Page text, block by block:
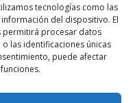
tecnologías como las
del dispositivo. El
permitirá procesar datos
las identificaciones únicas
puede afectar